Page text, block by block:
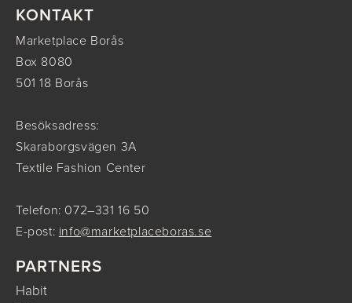
KONTAKT
Marketplace Borås
Box 8080
501 18 Borås
Besöksadress:
Skaraborgsvägen 3A
Textile Fashion Center
Telefon: 072–331 16 50
E-post: info@marketplaceboras.se
PARTNERS
Habit